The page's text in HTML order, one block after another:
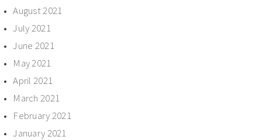
August 2021
July 2021
June 2021
May 2021
April 2021
March 2021
February 2021
January 2021